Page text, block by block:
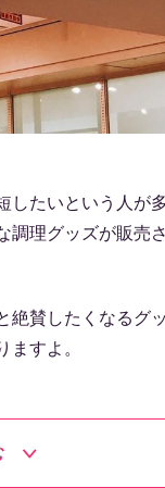
したいという人が
理グッズが販売
絶賛したくなるグ
ますよ。